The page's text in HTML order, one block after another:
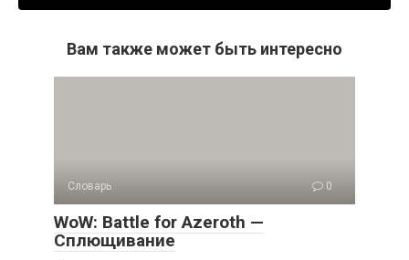
Вам также может быть интересно
Словарь 0
WoW: Battle for Azeroth —
Сплющивание